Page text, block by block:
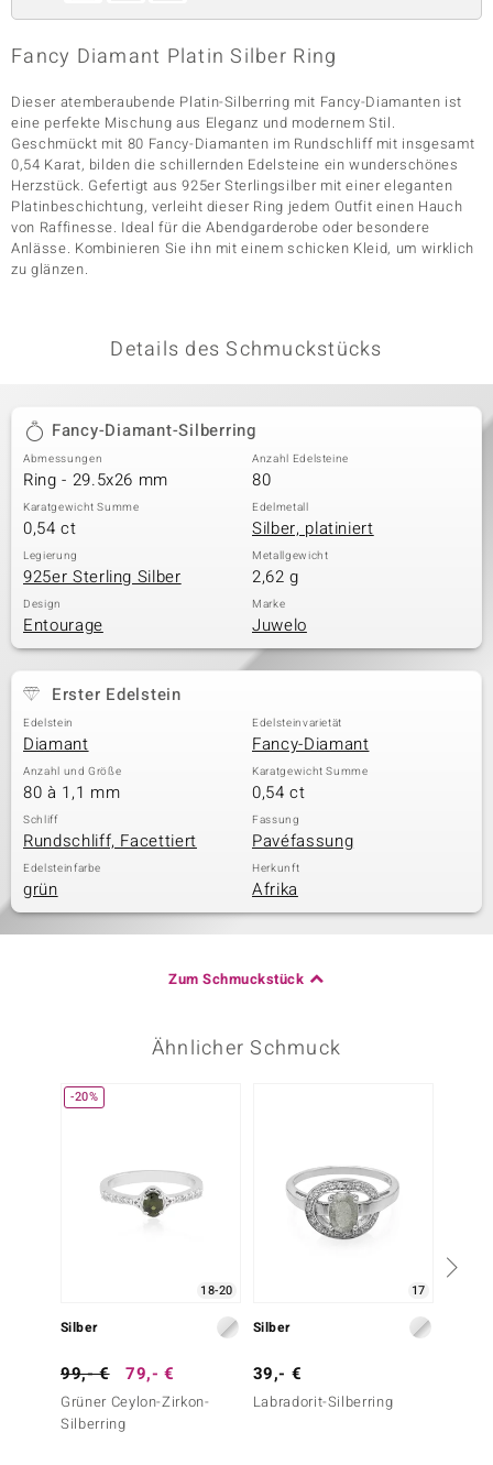
Classics
Fancy Diamant Platin Silber Ring
Dieser atemberaubende Platin-Silberring mit Fancy-Diamanten ist
eine perfekte Mischung aus Eleganz und modernem Stil.
Geschmückt mit 80 Fancy-Diamanten im Rundschliff mit insgesamt
0,54 Karat, bilden die schillernden Edelsteine ein wunderschönes
Herzstück. Gefertigt aus 925er Sterlingsilber mit einer eleganten
Platinbeschichtung, verleiht dieser Ring jedem Outfit einen Hauch
von Raffinesse. Ideal für die Abendgarderobe oder besondere
Anlässe. Kombinieren Sie ihn mit einem schicken Kleid, um wirklich
zu glänzen.
Details des Schmuckstücks
Fancy-Diamant-Silberring
Abmessungen
Ring - 29.5x26 mm
Anzahl Edelsteine
80
Karatgewicht Summe
0,54 ct
Edelmetall
Silber, platiniert
Legierung
925er Sterling Silber
Metallgewicht
2,62 g
Design
Entourage
Marke
Juwelo
Erster Edelstein
Edelstein
Diamant
Edelsteinvarietät
Fancy-Diamant
Anzahl und Größe
80 à 1,1 mm
Karatgewicht Summe
0,54 ct
Schliff
Rundschliff, Facettiert
Fassung
Pavéfassung
Edelsteinfarbe
grün
Herkunft
Afrika
Zum Schmuckstück
Ähnlicher Schmuck
-20%
18-20
Silber
99,- € 79,- €
Grüner Ceylon-Zirkon-
Silberring
17
Silber
39,- €
Labradorit-Silberring